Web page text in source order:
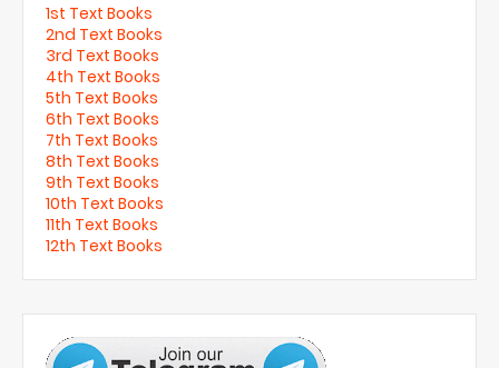
1st Text Books
2nd Text Books
3rd Text Books
4th Text Books
5th Text Books
6th Text Books
7th Text Books
8th Text Books
9th Text Books
10th Text Books
11th Text Books
12th Text Books